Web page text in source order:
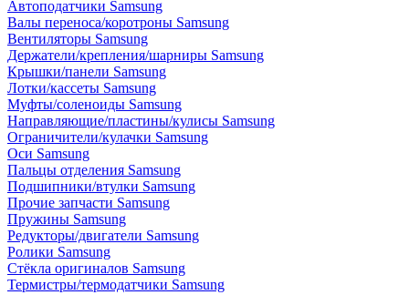
Автоподатчики Samsung
Валы переноса/коротроны Samsung
Вентиляторы Samsung
Держатели/крепления/шарниры Samsung
Крышки/панели Samsung
Лотки/кассеты Samsung
Муфты/соленоиды Samsung
Направляющие/пластины/кулисы Samsung
Ограничители/кулачки Samsung
Оси Samsung
Пальцы отделения Samsung
Подшипники/втулки Samsung
Прочие запчасти Samsung
Пружины Samsung
Редукторы/двигатели Samsung
Ролики Samsung
Стёкла оригиналов Samsung
Термистры/термодатчики Samsung